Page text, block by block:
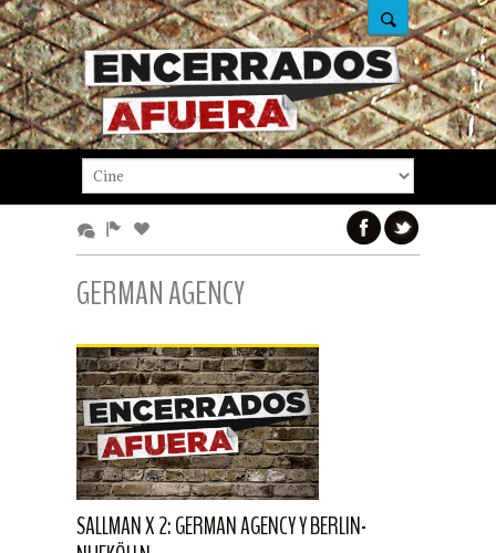
GERMAN AGENCY
SALLMAN X 2: GERMAN AGENCY Y BERLIN-